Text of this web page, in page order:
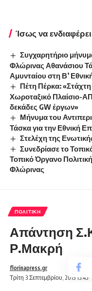
Ίσως να
Συγχαρητήριο
Φλώρινας Αθανάσιου
Αμυνταίου στη Β’
Πέτη Πέρκα: «Στάχτη
Χωροταξικό Πλαίσιο-
δεκάδες GW έργων»
Μήνυμα του
Τάσκα για την Εθνική
Στελέχη της
Συνεδρίασε το
Τοπικό Όργανο
Φλώρινας
ΠΟΛΙΤΙΚΉ
Απάντηση
Ρ.Μακρή
Τρίτη 3 Σεπτεμβρίου, 2013 15:45
florinapress.gr